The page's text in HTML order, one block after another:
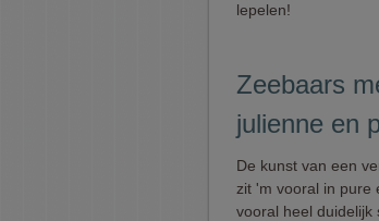
lepelen!
Zeebaars
julienne en
De kunst van een
zit 'm vooral in pure
vooral heel duidelijk